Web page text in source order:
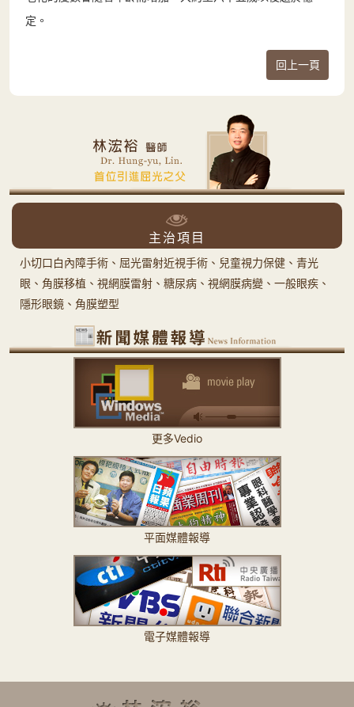
定。
回上一頁
主治項目
小切口白內障手術、屈光雷射近視手術、兒童視力保健、青光
眼、角膜移植、視網膜雷射、糖尿病、視網膜病變、一般眼疾、
隱形眼鏡、角膜塑型
更多Vedio
平面媒體報導
電子媒體報導